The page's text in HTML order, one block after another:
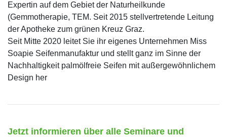
Expertin auf dem Gebiet der Naturheilkunde
(Gemmotherapie, TEM. Seit 2015 stellvertretende Leitung
der Apotheke zum grünen Kreuz Graz.
Seit Mitte 2020 leitet Sie ihr eigenes Unternehmen Miss
Soapie Seifenmanufaktur und stellt ganz im Sinne der
Nachhaltigkeit palmölfreie Seifen mit außergewöhnlichem
Design her
Jetzt informieren über alle Seminare und